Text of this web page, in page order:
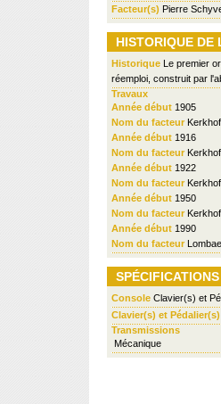
Facteur(s) Pierre
HISTORIQUE DE
Historique Le premier
réemploi, construit par
Travaux
Année début 1905
Nom du facteur
Année début 1916
Nom du facteur
Année début 1922
Nom du facteur
Année début 1950
Nom du facteur
Année début 1990
Nom du facteur
Console Clavier(s) et
Clavier(s) et Pédalier(s)
Transmissions
Mécanique